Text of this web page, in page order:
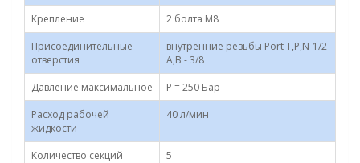
Крепление
2 болта M8
Присоединительные
отверстия
внутренние резьбы Port T,P,N-1/2
А,В - 3/8
Давление максимальное
P = 250 Бар
Расход рабочей
жидкости
40 л/мин
Количество секций
5